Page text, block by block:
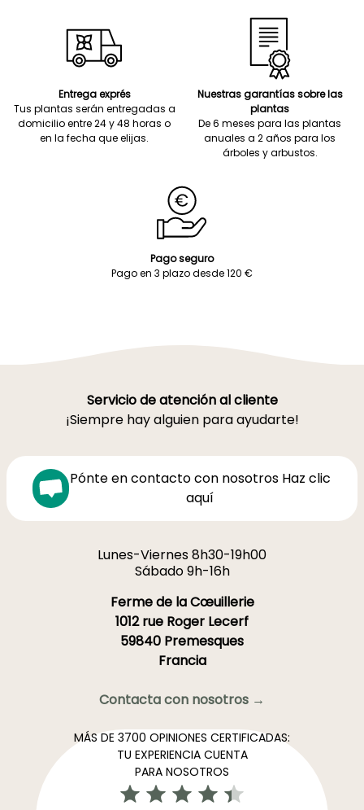
Entrega exprés
Tus plantas serán entregadas a
domicilio entre 24 y 48 horas o
en la fecha que elijas.
Nuestras garantías sobre las
plantas
De 6 meses para las plantas
anuales a 2 años para los
árboles y arbustos.
Pago seguro
Pago en 3 plazo desde 120 €
Servicio de atención al cliente
¡Siempre hay alguien para ayudarte!
Pónte en contacto con nosotros Haz clic
aquí
Lunes-Viernes 8h30-19h00
Sábado 9h-16h
Ferme de la Cœuillerie
1012 rue Roger Lecerf
59840 Premesques
Francia
Contacta con nosotros →
MÁS DE 3700 OPINIONES CERTIFICADAS:
TU EXPERIENCIA CUENTA
PARA NOSOTROS